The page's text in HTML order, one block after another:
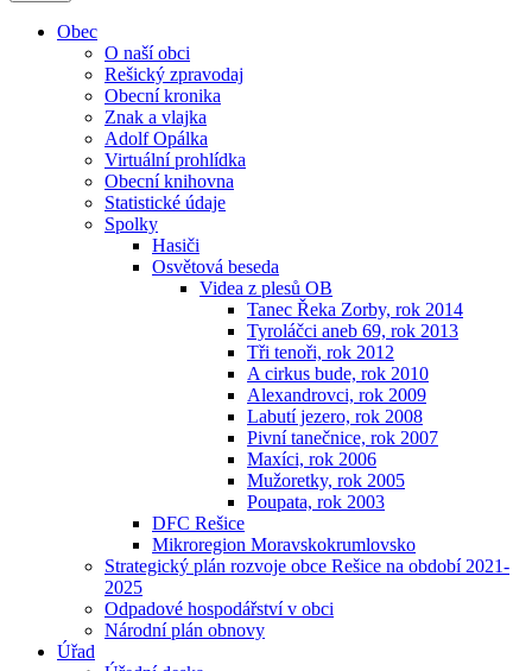
Obec
O naší obci
Rešický zpravodaj
Obecní kronika
Znak a vlajka
Adolf Opálka
Virtuální prohlídka
Obecní knihovna
Statistické údaje
Spolky
Hasiči
Osvětová beseda
Videa z plesů OB
Tanec Řeka Zorby, rok 2014
Tyroláčci aneb 69, rok 2013
Tři tenoři, rok 2012
A cirkus bude, rok 2010
Alexandrovci, rok 2009
Labutí jezero, rok 2008
Pivní tanečnice, rok 2007
Maxíci, rok 2006
Mužoretky, rok 2005
Poupata, rok 2003
DFC Rešice
Mikroregion Moravskokrumlovsko
Strategický plán rozvoje obce Rešice na období 2021-
2025
Odpadové hospodářství v obci
Národní plán obnovy
Úřad